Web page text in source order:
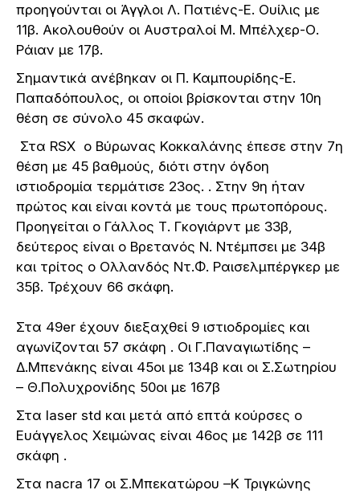
προηγούνται οι Άγγλοι Λ. Πατιένς-Ε. Ουίλις με
11β. Ακολουθούν οι Αυστραλοί Μ. Μπέλχερ-Ο.
Ράιαν με 17β.
Σημαντικά ανέβηκαν οι Π. Καμπουρίδης-Ε.
Παπαδόπουλος, οι οποίοι βρίσκονται στην 10η
θέση σε σύνολο 45 σκαφών.
Στα RSX ο Βύρωνας Κοκκαλάνης έπεσε στην 7η
θέση με 45 βαθμούς, διότι στην όγδοη
ιστιοδρομία τερμάτισε 23ος. . Στην 9η ήταν
πρώτος και είναι κοντά με τους πρωτοπόρους.
Προηγείται ο Γάλλος Τ. Γκογιάρντ με 33β,
δεύτερος είναι ο Βρετανός Ν. Ντέμπσει με 34β
και τρίτος ο Ολλανδός Ντ.Φ. Ραισελμπέργκερ με
35β. Τρέχουν 66 σκάφη.
Στα 49er έχουν διεξαχθεί 9 ιστιοδρομίες και
αγωνίζονται 57 σκάφη . Οι Γ.Παναγιωτίδης –
Δ.Μπενάκης είναι 45οι με 134β και οι Σ.Σωτηρίου
– Θ.Πολυχρονίδης 50οι με 167β
Στα laser std και μετά από επτά κούρσες ο
Ευάγγελος Χειμώνας είναι 46ος με 142β σε 111
σκάφη .
Στα nacra 17 οι Σ.Μπεκατώρου –Κ Τριγκώνης